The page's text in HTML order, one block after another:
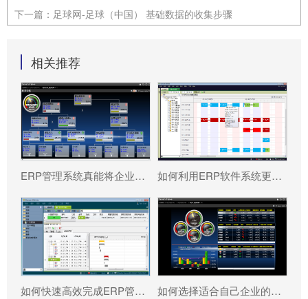
下一篇： 足球网-足球（中国） 基础数据的收集步骤
相关推荐
ERP管理系统真能将企业数据转化为可执行决策吗? 如何利用ERP软件系统更好提升企业运营效率?
如何快速高效完成ERP管理系统配置? 如何选择适合自己企业的ERP软件?